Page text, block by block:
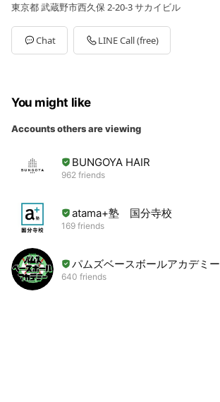
東京都 武蔵野市西久保 2-20-3 サカイビル
Chat LINE Call (free)
You might like
Accounts others are viewing
BUNGOYA HAIR
962 friends
atama+塾 国分寺校
169 friends
パムズベースボールアカデミー
640 friends